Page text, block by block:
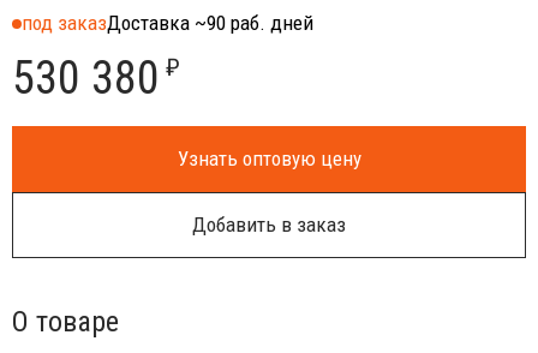
под заказДоставка ~90 раб. дней
530 380 ₽
Узнать оптовую цену
Добавить в заказ
О товаре